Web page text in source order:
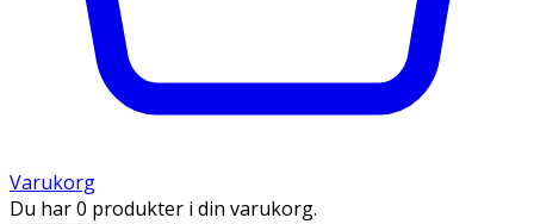
Varukorg
Du har 0 produkter i din varukorg.